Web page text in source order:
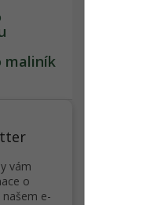
maliník
vám
o
e-
25 Kč